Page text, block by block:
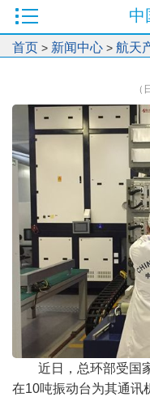
中
首页 > 新闻中心 > 航天
近日，总环部受国
在10吨振动台为其通讯